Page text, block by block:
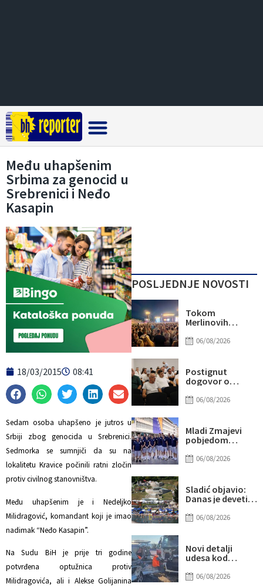
Među uhapšenim
Srbima za genocid u
Srebrenici i Neđo
Kasapin
18/03/2015 08:41
Sedam osoba uhapšeno je jutros u
Srbiji zbog genocida u Srebrenici.
Sedmorka se sumnjiči da su na
lokalitetu Kravice počinili ratni zločin
protiv civilnog stanovništva.
Među uhapšenim je i Nedeljko
Milidragović, komandant koji je imao
nadimak “Neđo Kasapin”.
Na Sudu BiH je prije tri godine
potvrđena optužnica protiv
Milidragovića, ali i Alekse Golijanina
POSLJEDNJE NOVOSTI
Tokom
Merlinovih
gotovo 156
06/08/2026
Postignut
dogovor o
koracima za
otpuštenih
radnika
Komunalnog
06/08/2026
Mladi Zmajevi
pobjedom
poruku na
06/08/2026
Sladić objavio:
Danas je deveti
od 40 stepeni,
06/08/2026
Novi detalji
udesa kod
Preminuo
06/08/2026